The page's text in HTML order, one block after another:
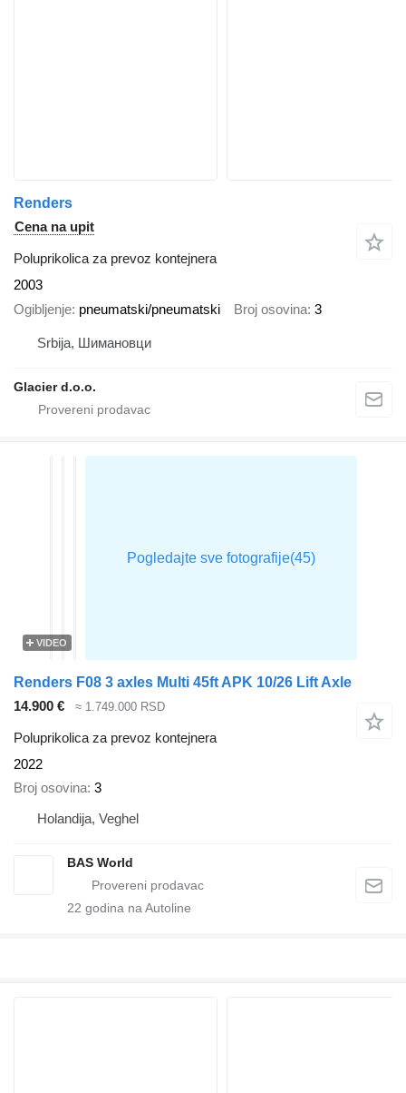
Renders
Cena na upit
Poluprikolica za prevoz kontejnera
2003
Ogibljenje pneumatski/pneumatski Broj osovina 3
Srbija, Шимановци
Glacier d.o.o.
VIDEO
Renders F08 3 axles Multi 45ft APK 10/26 Lift Axle
14.900 €
≈ 1.749.000 RSD
Poluprikolica za prevoz kontejnera
2022
Broj osovina 3
Holandija, Veghel
BAS World
22 godina na Autoline